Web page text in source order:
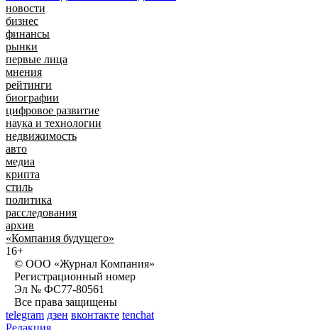
новости
бизнес
финансы
рынки
первые лица
мнения
рейтинги
биографии
цифровое развитие
наука и технологии
недвижимость
авто
медиа
крипта
стиль
политика
расследования
архив
«Компания будущего»
16+
© ООО «Журнал Компания»
Регистрационный номер
Эл № ФС77-80561
Все права защищены
telegram дзен вконтакте tenchat
Редакция